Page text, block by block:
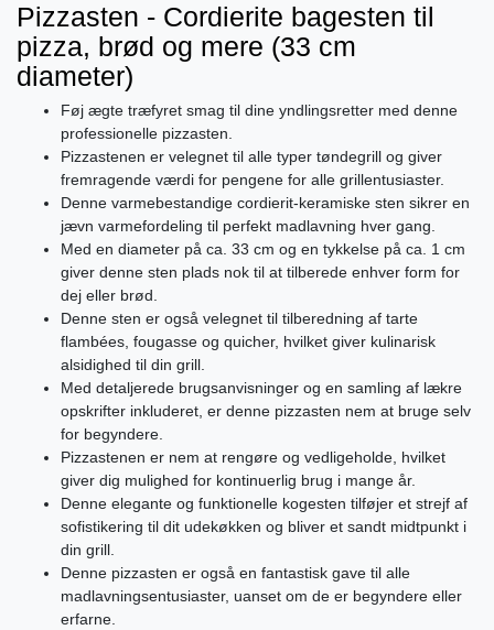
Pizzasten - Cordierite bagesten til
pizza, brød og mere (33 cm
diameter)
Føj ægte træfyret smag til dine yndlingsretter med denne
professionelle pizzasten.
Pizzastenen er velegnet til alle typer tøndegrill og giver
fremragende værdi for pengene for alle grillentusiaster.
Denne varmebestandige cordierit-keramiske sten sikrer en
jævn varmefordeling til perfekt madlavning hver gang.
Med en diameter på ca. 33 cm og en tykkelse på ca. 1 cm
giver denne sten plads nok til at tilberede enhver form for
dej eller brød.
Denne sten er også velegnet til tilberedning af tarte
flambées, fougasse og quicher, hvilket giver kulinarisk
alsidighed til din grill.
Med detaljerede brugsanvisninger og en samling af lækre
opskrifter inkluderet, er denne pizzasten nem at bruge selv
for begyndere.
Pizzastenen er nem at rengøre og vedligeholde, hvilket
giver dig mulighed for kontinuerlig brug i mange år.
Denne elegante og funktionelle kogesten tilføjer et strejf af
sofistikering til dit udekøkken og bliver et sandt midtpunkt i
din grill.
Denne pizzasten er også en fantastisk gave til alle
madlavningsentusiaster, uanset om de er begyndere eller
erfarne.